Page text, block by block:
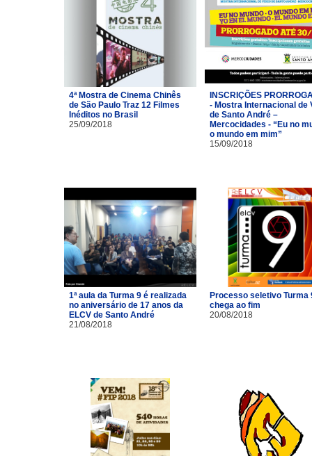
4ª Mostra de Cinema Chinês
de São Paulo Traz 12 Filmes
Inéditos no Brasil
25/09/2018
INSCRIÇÕES
- Mostra Internacional de
de Santo André –
Mercocidades - “Eu no
o mundo em mim”
15/09/2018
1ª aula da Turma 9 é realizada
no aniversário de 17 anos da
ELCV de Santo André
21/08/2018
Processo seletivo Turma
chega ao fim
20/08/2018